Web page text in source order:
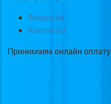
Вакансии
Контакты
Принимаем онлайн оплату